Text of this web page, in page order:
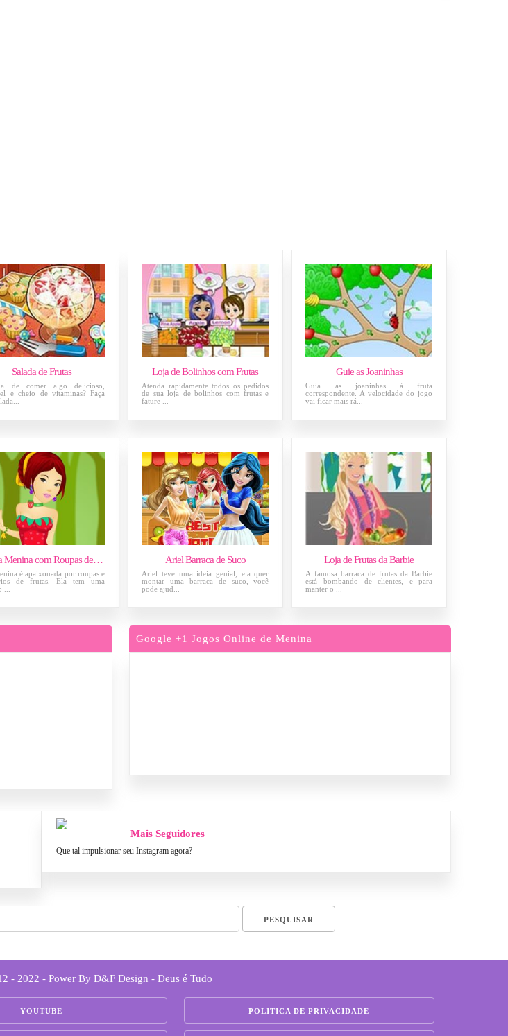
Salada de Frutas
de comer algo delicioso,
e cheio de vitaminas? Faça
Loja de Bolinhos com Frutas
Atenda rapidamente todos os pedidos
de sua loja de bolinhos com frutas e
fature ...
Guie as Joaninhas
Guia as joaninhas à fruta
correspondente. A velocidade do jogo
vai ficar mais rá...
Vista a Menina com Roupas de Frutas
é apaixonada por roupas e
de frutas. Ela tem uma
...
Ariel Barraca de Suco
Ariel teve uma ideia genial, ela quer
montar uma barraca de suco, você
pode ajud...
Loja de Frutas da Barbie
A famosa barraca de frutas da Barbie
está bombando de clientes, e para
manter o ...
Google +1 Jogos Online de Menina
Mais Seguidores
Que tal impulsionar seu Instagram agora?
- 2022 - Power By D&F Design - Deus é Tudo
YOUTUBE POLITICA DE PRIVACIDADE